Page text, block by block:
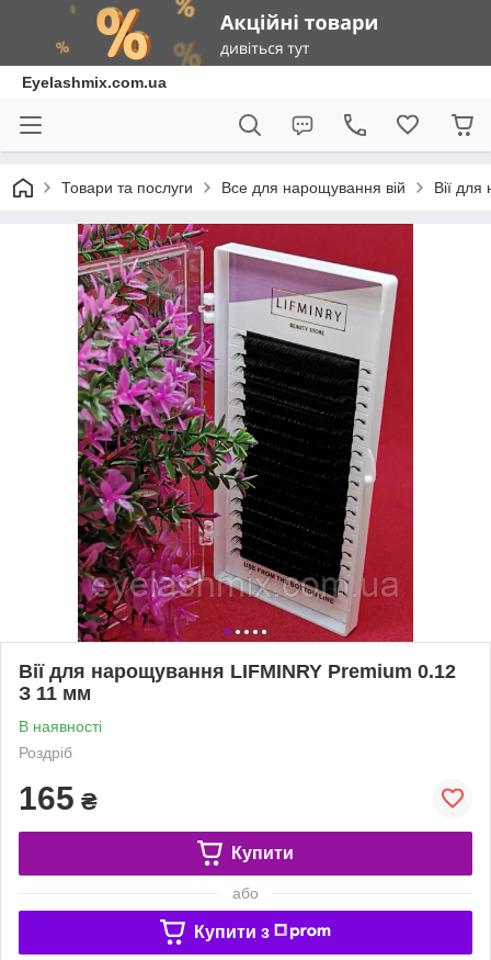
Eyelashmix.com.ua
Товари та послуги Все для нарощування вій Вії
Вії для нарощування LIFMINRY Premium 0.12
З 11 мм
В наявності
Роздріб
165 ₴
Купити
або
Купити з